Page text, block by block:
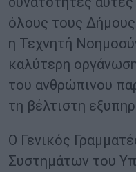
όλους τους
η Τεχνητή
καλύτερη
του ανθρώπινου
τη βέλτιστη
Ο Γενικός
Συστημάτων του